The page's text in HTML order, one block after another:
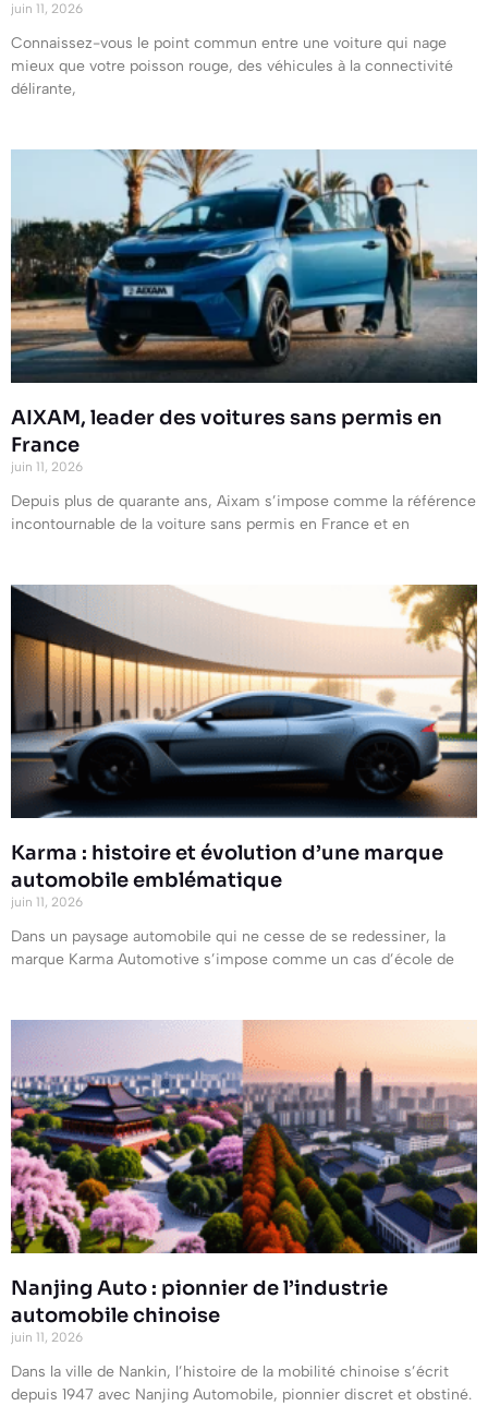
juin 11, 2026
Connaissez-vous le point commun entre une voiture qui nage
mieux que votre poisson rouge, des véhicules à la connectivité
délirante,
AIXAM, leader des voitures sans permis en
France
juin 11, 2026
Depuis plus de quarante ans, Aixam s’impose comme la référence
incontournable de la voiture sans permis en France et en
Karma : histoire et évolution d’une marque
automobile emblématique
juin 11, 2026
Dans un paysage automobile qui ne cesse de se redessiner, la
marque Karma Automotive s’impose comme un cas d’école de
Nanjing Auto : pionnier de l’industrie
automobile chinoise
juin 11, 2026
Dans la ville de Nankin, l’histoire de la mobilité chinoise s’écrit
depuis 1947 avec Nanjing Automobile, pionnier discret et obstiné.